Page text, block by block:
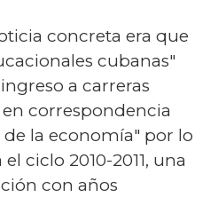
concreta era que
cubanas"
a carreras
correspondencia
la economía" por lo
ciclo 2010-2011, una
con años